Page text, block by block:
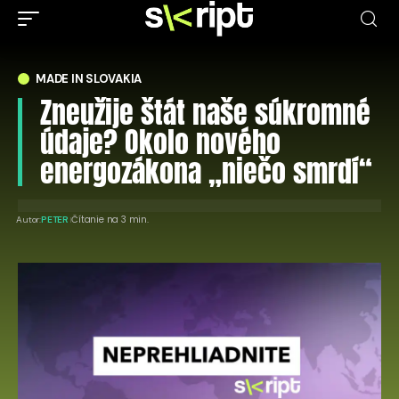
MADE IN SLOVAKIA
Zneužije štát naše súkromné
údaje? Okolo nového
energozákona „niečo smrdí“
Autor:PETER Čítanie na 3 min.